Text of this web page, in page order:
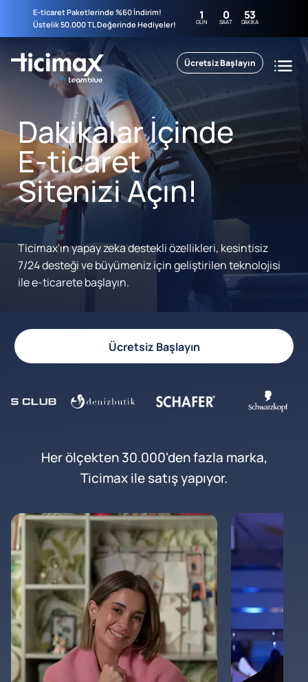
E-ticaret Paketlerinde %60 İndirim!
Üstelik 50.000 TL Değerinde Hediyeler!
1
GÜN 0
SAAT 53
DAKIKA
Ücretsiz Başlayın
Dakikalar İçinde
E-ticaret
Sitenizi Açın!
Ticimax'ın yapay zeka destekli özellikleri, kesintisiz
7/24 desteği ve büyümeniz için geliştirilen teknolojisi
ile e-ticarete başlayın.
Ücretsiz Başlayın
Her ölçekten 30.000'den fazla marka,
Ticimax ile satış yapıyor.